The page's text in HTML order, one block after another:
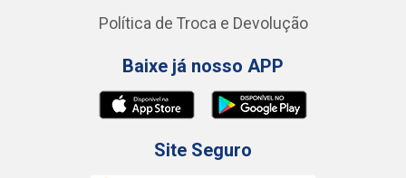
Política de Troca e Devolução
Baixe já nosso APP
Site Seguro